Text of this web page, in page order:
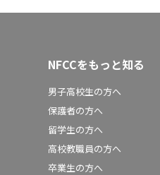
NFCCをもっと知る
男子高校生の方へ
保護者の方へ
留学生の方へ
高校教職員の方へ
卒業生の方へ